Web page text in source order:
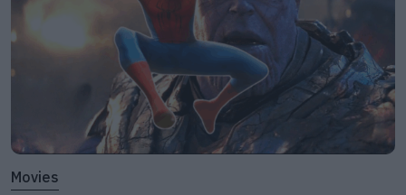
Movies